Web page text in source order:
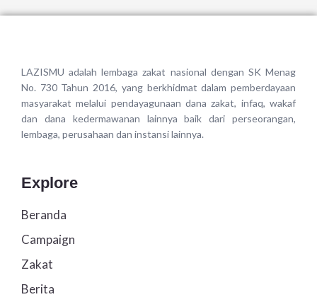
LAZISMU adalah lembaga zakat nasional dengan SK Menag
No. 730 Tahun 2016, yang berkhidmat dalam pemberdayaan
masyarakat melalui pendayagunaan dana zakat, infaq, wakaf
dan dana kedermawanan lainnya baik dari perseorangan,
lembaga, perusahaan dan instansi lainnya.
Explore
Beranda
Campaign
Zakat
Berita